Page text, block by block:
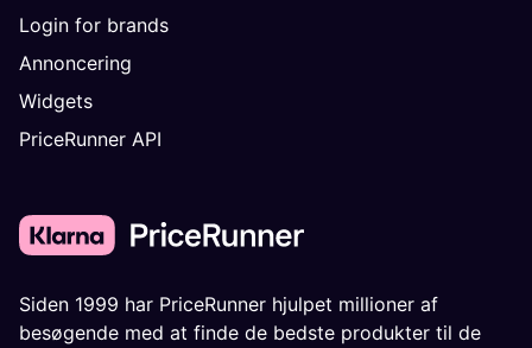
Login for brands
Annoncering
Widgets
PriceRunner API
Siden 1999 har PriceRunner hjulpet millioner af
besøgende med at finde de bedste produkter til de